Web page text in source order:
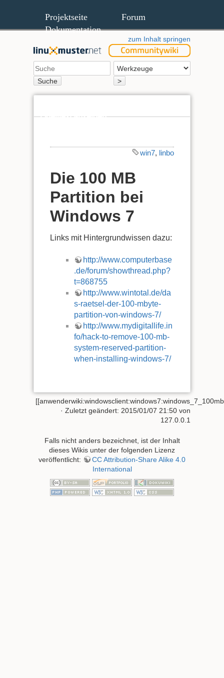
Projektseite
Forum
Dokumentation
zum Inhalt springen
Suche >
Quelltext anzeigen
win7, linbo
Die 100 MB
Partition bei
Windows 7
Links mit Hintergrundwissen dazu:
http://www.computerbase
.de/forum/showthread.php?
t=868755
http://www.wintotal.de/da
s-raetsel-der-100-mbyte-
partition-von-windows-7/
http://www.mydigitallife.in
fo/hack-to-remove-100-mb-
system-reserved-partition-
when-installing-windows-7/
· Zuletzt geändert: 2015/01/07 21:50von
127.0.0.1
Falls nicht anders bezeichnet, ist der Inhalt
dieses Wikis unter der folgenden Lizenz
veröffentlicht:
CC Attribution-Share Alike 4.0
International